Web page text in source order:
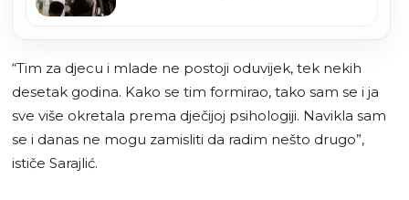
“Tim za djecu i mlade ne postoji oduvijek, tek nekih
desetak godina. Kako se tim formirao, tako sam se i ja
sve više okretala prema dječijoj psihologiji. Navikla sam
se i danas ne mogu zamisliti da radim nešto drugo”,
ističe Sarajlić.